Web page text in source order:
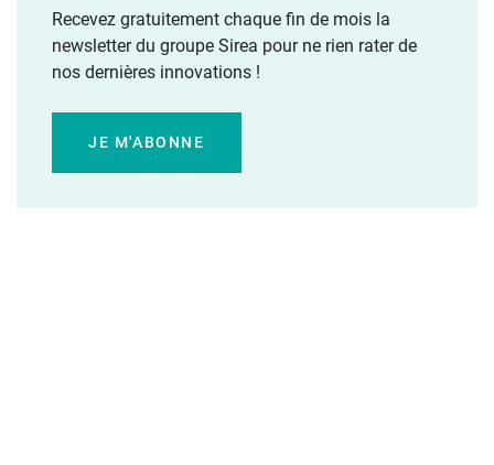
Recevez gratuitement chaque fin de mois la
newsletter du groupe Sirea pour ne rien rater de
nos dernières innovations !
JE M'ABONNE